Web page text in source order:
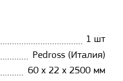
1 шт
Pedross (Италия)
60 x 22 x 2500 мм